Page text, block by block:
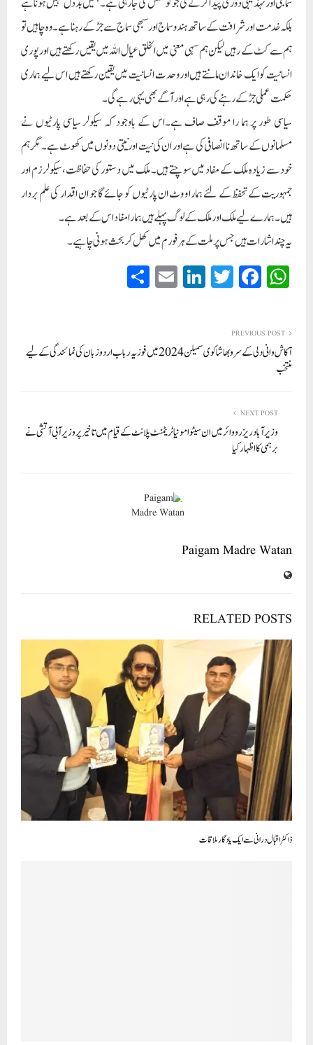
بلکہ خدمت اور شرافت کے ساتھ ہندو سماج اور سبھی سماج سے جڑ کے رہنا ہے۔ وہ چاہیں تو
ہم سے کٹ کے رہیں لیکن ہم سہی معنی میں الخلق عیال اللہ میں یقیں رکھتے ہیں اور پوری
انسانیت کو ایک خاندان مانتے ہیں اوروحدت انسا نیت میں یقین رکھتے ہیں اس لیے ہماری
حکمت عملی جڑ کے رہنے کی رہی ہے اور آگے بھی یہی رہے گی۔
سیاسی طور پر ہما را موقف صاف ہے۔اس کے باوجود کہ سیکولر سیاسی پارٹیوں نے
مسلمانوں کے ساتھ نا انصافی کی ہے اور ان کی نیت اور نیتی دونوں میں کھوٹ ہے۔ مگر ہم
خود سے زیادہ ملک کے مفاد میں سوچتے ہیں۔ ملک میں دستور کی حفاظت،سیکولرزم اور
جمہوریت کے تحفظ کے لئے ہمارا و وٹ ان پارٹیوں کو جائے گا جو ان اقدار کی علم بردار
ہیں۔ ہمارے لیے ملک اور ملک کے لوگ پہلے ہیں ہمارا مفاد اس کے بعد ہے۔
یہ چند اشارات ہیں جس پر ملت کے ہر فورم میں کھل کر بحث ہونی چاہیے۔
W
ha
A
pp
Fa
ce
ok
T
wi
r
Li
nk
In
E
m
PREVIOUS POST
آکاش وانی دلی کے سرو بھاشا کوی سمیلن 2024 میں فوزیہ رباب اردو زبان کی نمائندگی کے لیے
منتخب
NEXT POST
وزیرآباد ریزرو وائر میں ان سیٹو امونیا ٹریٹمنٹ پلانٹ کے قیام میں تاخیر پر وزیر آبی آتشی نے
برہمی کا اظہار کیا
Paigam Madre Watan
RELATED POSTS
ڈاکٹر اقبال درانی سے ایک یادگار ملاقات